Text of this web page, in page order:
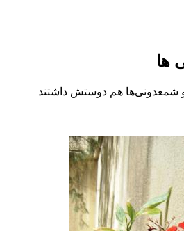
ها
شمعدونی‌ها هم دوستش داشتند